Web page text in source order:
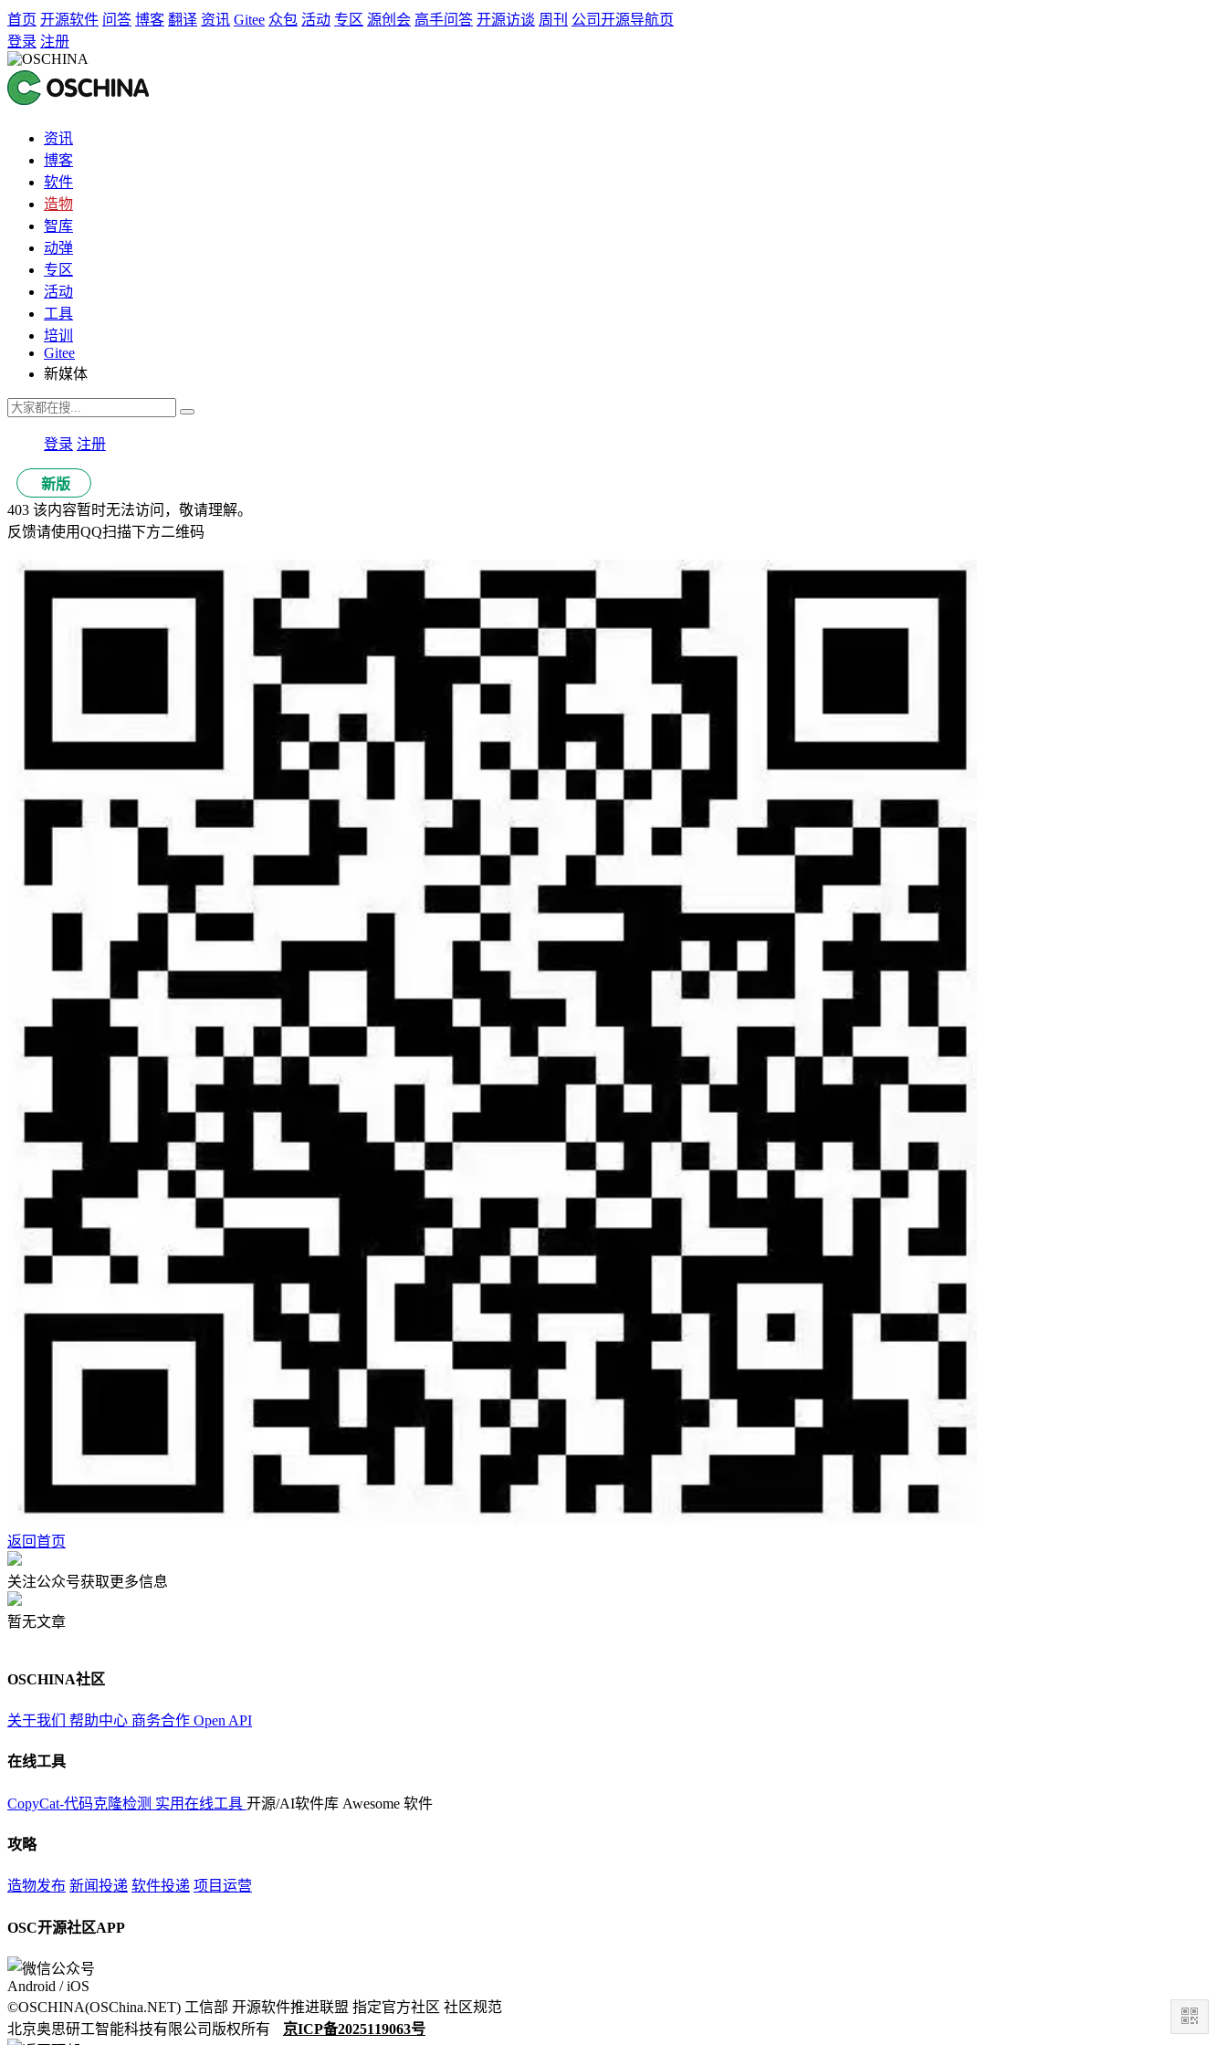
首页 开源软件 问答 博客 翻译 资讯 Gitee 众包 活动 专区 源创会 高手问答 开源访谈 周刊 公司开源导航页
登录 注册
资讯
博客
软件
造物
智库
动弹
专区
活动
工具
培训
Gitee
新媒体
登录 注册
新版
403 该内容暂时无法访问，敬请理解。
反馈请使用QQ扫描下方二维码
返回首页
关注公众号获取更多信息
暂无文章
OSCHINA社区
关于我们 帮助中心 商务合作 Open API
在线工具
CopyCat-代码克隆检测 实用在线工具 开源/AI软件库 Awesome 软件
攻略
造物发布 新闻投递 软件投递 项目运营
OSC开源社区APP
Android / iOS
©OSCHINA(OSChina.NET) 工信部 开源软件推进联盟 指定官方社区 社区规范
北京奥思研工智能科技有限公司版权所有
京ICP备2025119063号